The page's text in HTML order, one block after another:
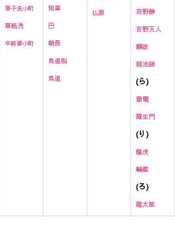
草子洗小町
草紙洗
卒都婆小町
知章
巴
朝長
鳥追船
鳥追
仏原
吉野静
吉野天人
頼政
弱法師
(ら)
雷電
羅生門
(り)
龍虎
輪蔵
(ろ)
籠太鼓